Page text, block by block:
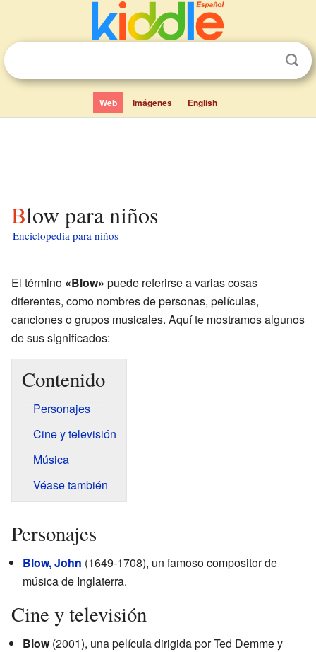
Web Imágenes English
Blow para niños
Enciclopedia para niños
El término «Blow» puede referirse a varias cosas
diferentes, como nombres de personas, películas,
canciones o grupos musicales. Aquí te mostramos algunos
de sus significados:
Contenido
Personajes
Cine y televisión
Música
Véase también
Personajes
Blow, John (1649-1708), un famoso compositor de
música de Inglaterra.
Cine y televisión
Blow(2001), una película dirigida por Ted Demme y